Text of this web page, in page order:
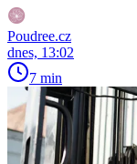
Poudree.cz
dnes, 13:02
7 min